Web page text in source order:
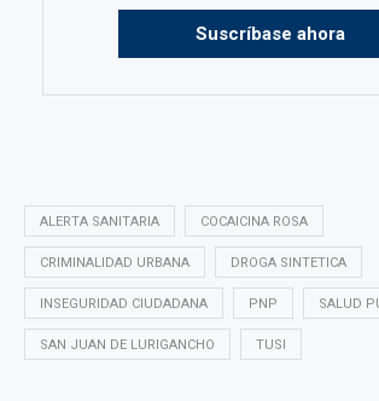
Suscríbase ahora
ALERTA SANITARIA COCAICINA ROSA
CRIMINALIDAD URBANA DROGA SINTETICA
INSEGURIDAD CIUDADANA PNP SALUD
SAN JUAN DE LURIGANCHO TUSI